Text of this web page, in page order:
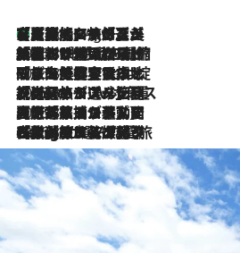
1 Hour Ago
【厳選旅コスメ】「多機能アイテムがメイン！」旅好き美容エディターが選んだ夏旅ベストコスメを発表【Mサイズジップ】
2026.8.6
「荷物が増えるほど旅ストレスは増す」美容ジャーナリストがたどり着いた最終結論。“化粧品を劇的に減らす”感動の凝縮美容とは
2026.8.6
「旅先には金髪ウィッグを持参」日本と同じメイクでは損してる!? 美容ジャーナリストが提案する“掟破りの旅美容”とは
2026.8.6
【厳選旅コスメ】「身軽さ＆UV対策重視！」ヘアアーティストshucoが選んだ夏旅ベストコスメを発表【Mサイズジップ】
2026.8.5
【厳選旅コスメ】国内をあちこち移動する河井菜摘が選んだ夏旅ベストコスメ発表！「リラックスアイテムはマスト」【Mサイズジップ】
2026.8.4
【厳選旅コスメ】「紫外線＆乾燥対策しながらメイク感も！」ヘア＆メイクGeorgeが選んだ夏旅ベストコスメを発表！【Mサイズジップ】